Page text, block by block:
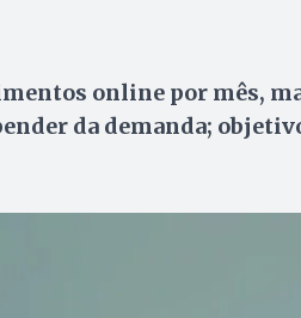
online por mês,
da demanda;